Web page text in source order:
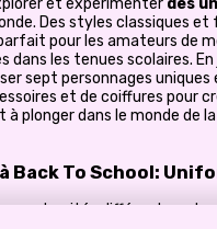
et expérimenter des
Des styles classiques
pour les amateurs de
dans les tenues scolaires.
sept personnages
et de coiffures pour
plonger dans le monde de
Back To School:
sept unités différentes,